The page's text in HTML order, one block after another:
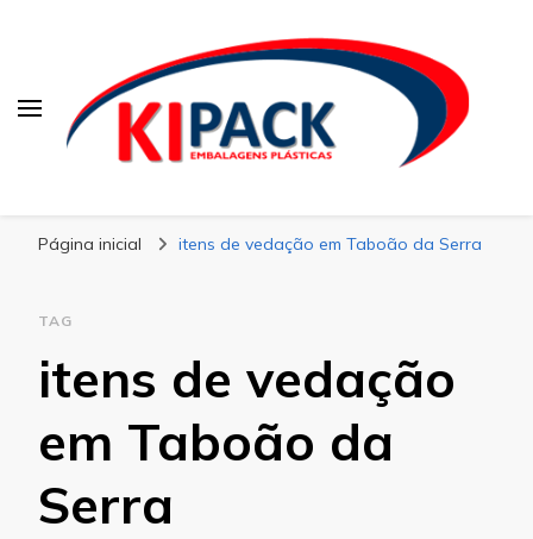
Página inicial itens de vedação em Taboão da Serra
TAG
itens de vedação
em Taboão da
Serra